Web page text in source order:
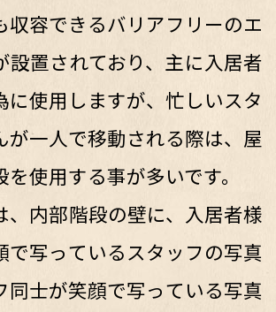
収容できるバリアフリーのエ
設置されており、主に入居者
に使用しますが、忙しいスタ
が一人で移動される際は、屋
使用する事が多いです。
、内部階段の壁に、入居者様
で写っているスタッフの写真
同士が笑顔で写っている写真